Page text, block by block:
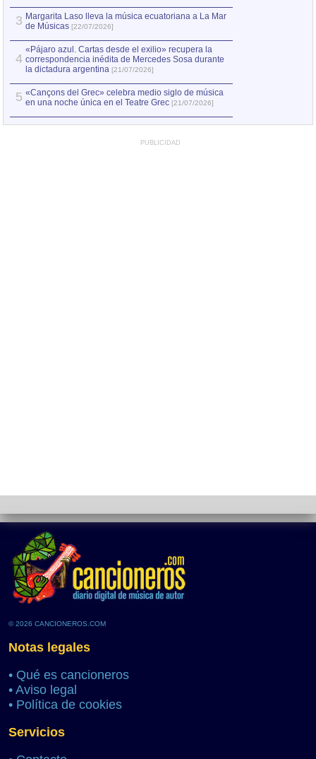
3 Margarita Laso lleva la música ecuatoriana a La Mar
de Músicas [22/07/2026]
4
«Pájaro azul. Cartas desde el exilio» recupera la
correspondencia inédita de Mercedes Sosa durante
la dictadura argentina [21/07/2026]
5 «Cançons del Grec» celebra medio siglo de música
en una noche única en el Teatre Grec [21/07/2026]
PUBLICIDAD
© 2026 CANCIONEROS.COM
Notas legales
• Qué es cancioneros
• Aviso legal
• Política de cookies
Servicios